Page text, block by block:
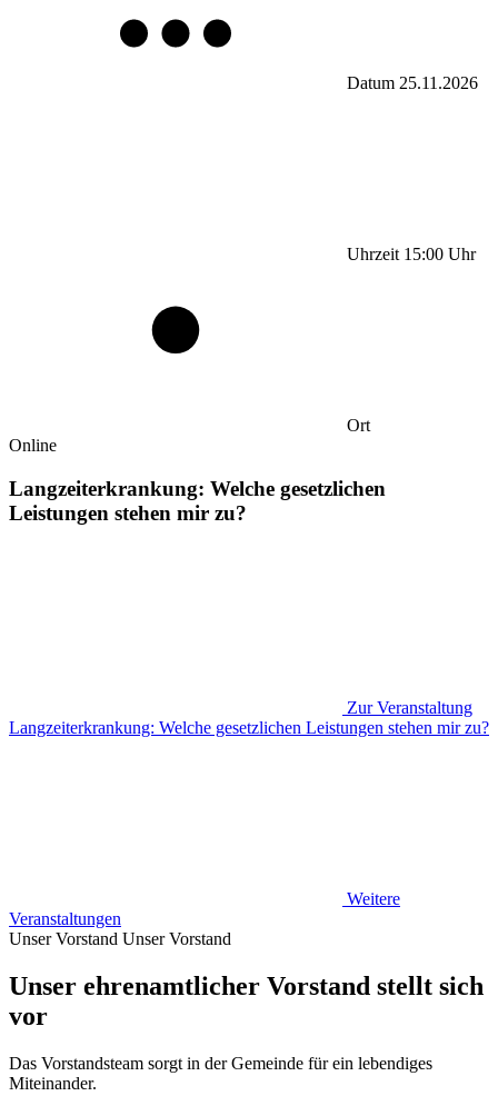
Datum 25.11.2026
Uhrzeit 15:00 Uhr
Ort
Online
Langzeiterkrankung: Welche gesetzlichen
Leistungen stehen mir zu?
Zur Veranstaltung
Langzeiterkrankung: Welche gesetzlichen Leistungen stehen mir zu?
Weitere
Veranstaltungen
Unser Vorstand Unser Vorstand
Unser ehrenamtlicher Vorstand stellt sich
vor
Das Vorstandsteam sorgt in der Gemeinde für ein lebendiges
Miteinander.